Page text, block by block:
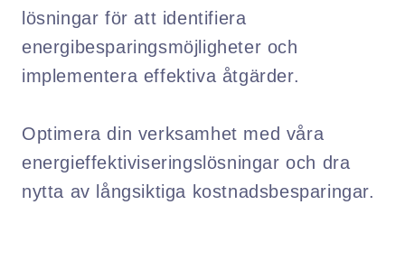
lösningar för att identifiera
energibesparingsmöjligheter och
implementera effektiva åtgärder.
Optimera din verksamhet med våra
energieffektiviseringslösningar och dra
nytta av långsiktiga kostnadsbesparingar.